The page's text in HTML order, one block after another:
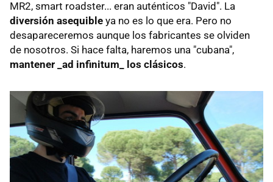
MR2, smart roadster... eran auténticos "David". La
diversión asequible ya no es lo que era. Pero no
desapareceremos aunque los fabricantes se olviden
de nosotros. Si hace falta, haremos una "cubana",
mantener _ad infinitum_ los clásicos.